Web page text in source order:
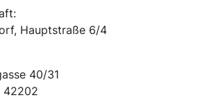
Hauptstraße 6/4
40/31
42202